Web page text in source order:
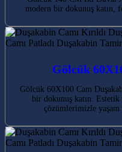
modern bir dokunuş katın,
Gölcük
Gölcük 60X100 Cam
bir dokunuş katın.
çözümlerimizle yaşam